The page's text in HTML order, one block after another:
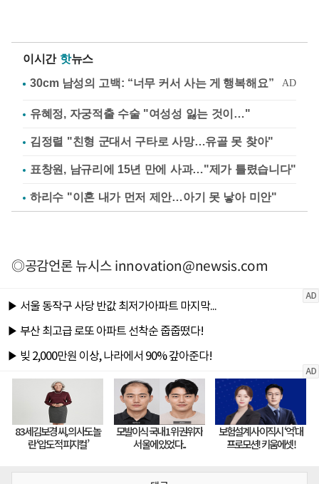
이시간 핫뉴스
유혜정, 자궁적출 수술 "여성성 잃는 것이…"
김정렬 "친형 군대서 구타로 사망…유골 못 찾아"
표창원, 남규리에 15년 만에 사과…"제가 틀렸습니다"
하리수 "이혼 내가 먼저 제안…아기 못 낳아 미안"
◎공감언론 뉴시스innovation@newsis.com